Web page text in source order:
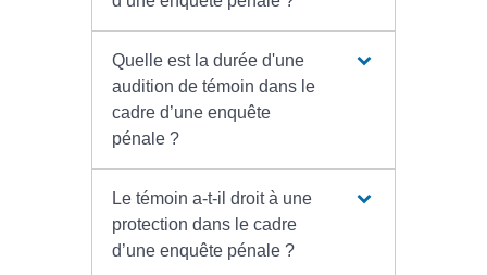
Quelle est la durée d'une
audition de témoin dans le
cadre d’une enquête
pénale ?
Le témoin a-t-il droit à une
protection dans le cadre
d’une enquête pénale ?